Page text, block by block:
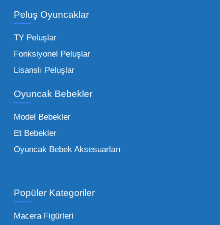
adetli stok yapmanıza olanak tanır. Özellikle
sürpriz paketler ve figürler, çocukların
harçlıklarıyla kolayca alabildiği ürünlerdir.
Çocuk Oyuncakları Toptan Seçenekleri:
Bebeklik döneminden ergenliğe kadar geniş
toptan tedariği yaparken, piyasadaki en son
figürlerden geleneksel oyun setlerine kadar
her şeyi portföyümüzde bulabilirsiniz.
İşletmeler için toptan oyuncak satış ve alımı
şüphesiz ki birim maliyetin düşmesidir.
Peluş Oyuncaklar
TY Peluşlar
Fonksiyonel Peluşlar
Lisanslı Peluşlar
Oyuncak Bebekler
Model Bebekler
Et Bebekler
Oyuncak Bebek Aksesuarları
Popüler Kategoriler
Macera Figürleri